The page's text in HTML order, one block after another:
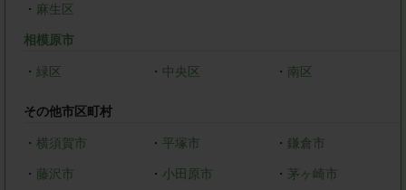
・ 麻生区
相模原市
・ 緑区 ・ 中央区 ・ 南区
その他市区町村
・ 横須賀市 ・ 平塚市 ・ 鎌倉市
・ 藤沢市 ・ 小田原市 ・ 茅ヶ崎市